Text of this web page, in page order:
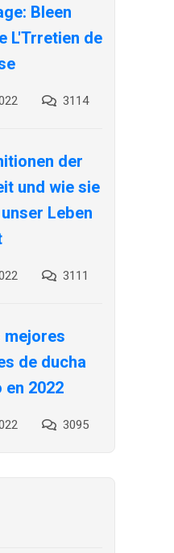
Bleen
L'Trretien de
3114
der
und wie sie
Leben
3111
de ducha
en 2022
3095